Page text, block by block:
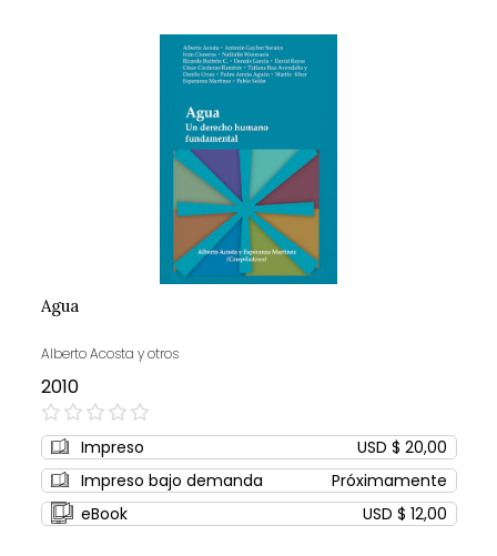
Agua
Alberto Acosta y otros
2010
0%
Impreso
USD $ 20,00
Impreso bajo demanda
Próximamente
eBook
USD $ 12,00